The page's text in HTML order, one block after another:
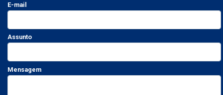
E-mail
Assunto
Mensagem